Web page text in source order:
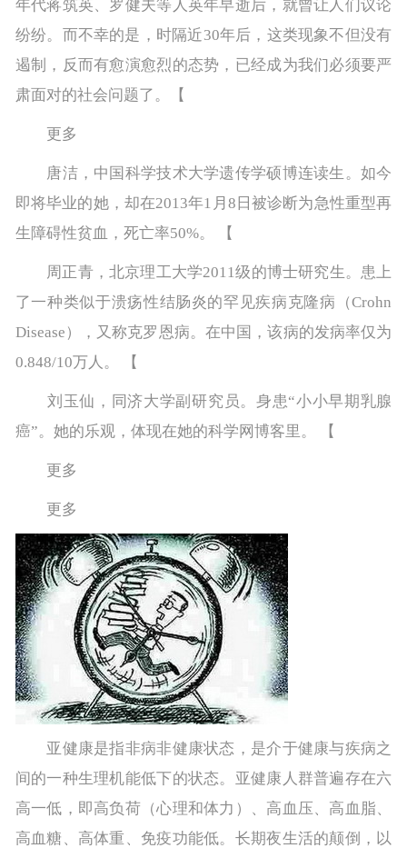
年代蒋筑英、罗健夫等人英年早逝后，就曾让人们议论
纷纷。而不幸的是，时隔近30年后，这类现象不但没有
遏制，反而有愈演愈烈的态势，已经成为我们必须要严
肃面对的社会问题了。【
更多
唐洁，中国科学技术大学遗传学硕博连读生。如今
即将毕业的她，却在2013年1月8日被诊断为急性重型再
生障碍性贫血，死亡率50%。 【
周正青，北京理工大学2011级的博士研究生。患上
了一种类似于溃疡性结肠炎的罕见疾病克隆病（Crohn
Disease），又称克罗恩病。在中国，该病的发病率仅为
0.848/10万人。 【
刘玉仙，同济大学副研究员。身患“小小早期乳腺
癌”。她的乐观，体现在她的科学网博客里。 【
更多
更多
亚健康是指非病非健康状态，是介于健康与疾病之
间的一种生理机能低下的状态。亚健康人群普遍存在六
高一低，即高负荷（心理和体力）、高血压、高血脂、
高血糖、高体重、免疫功能低。长期夜生活的颠倒，以